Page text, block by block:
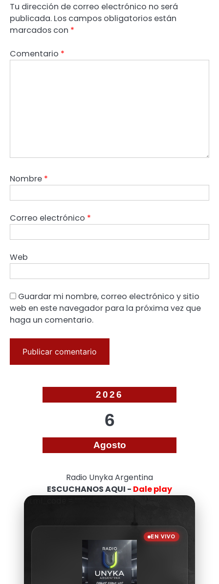
Tu dirección de correo electrónico no será
publicada. Los campos obligatorios están
marcados con *
Comentario *
Nombre *
Correo electrónico *
Web
Guardar mi nombre, correo electrónico y sitio
web en este navegador para la próxima vez que
haga un comentario.
2026
6
Agosto
Radio Unyka Argentina
ESCUCHANOS AQUI - Dale play